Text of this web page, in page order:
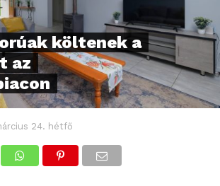
költenek a
az
24. hétfő